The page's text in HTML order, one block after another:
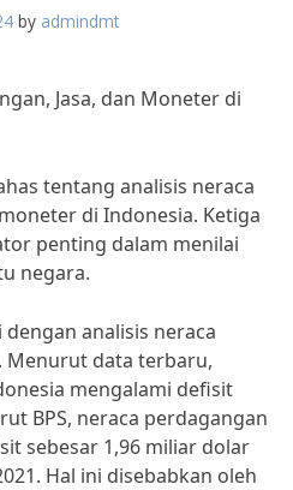
by admindmt
Jasa, dan Moneter di
tentang analisis neraca
di Indonesia. Ketiga
penting dalam menilai
negara.
analisis neraca
Menurut data terbaru,
mengalami defisit
BPS, neraca perdagangan
sebesar 1,96 miliar dolar
Hal ini disebabkan oleh